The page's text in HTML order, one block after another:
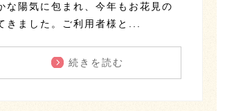
な陽気に包まれ、今年もお花見の
きました。ご利用者様と...
続きを読む